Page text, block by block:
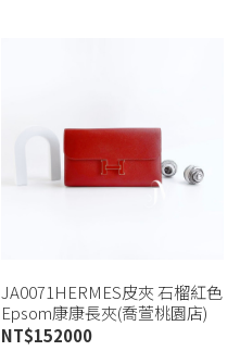
JA0071HERMES皮夾 石榴紅色
Epsom康康長夾(喬萱桃園店)
NT$152000